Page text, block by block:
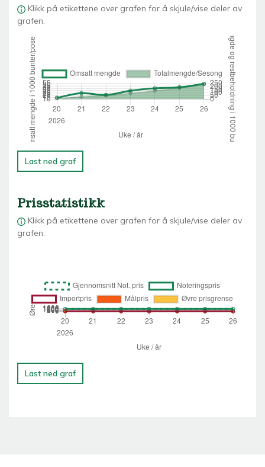
Klikk på etikettene over grafen for å skjule/vise deler av
grafen.
Last ned graf
Prisstatistikk
Klikk på etikettene over grafen for å skjule/vise deler av
grafen.
Last ned graf